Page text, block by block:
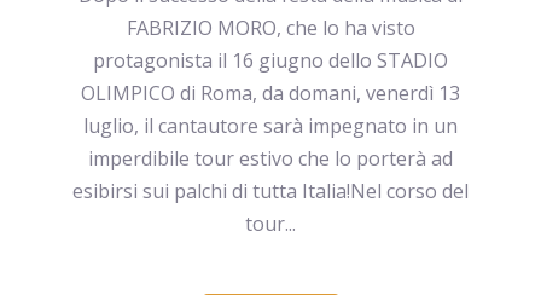
FABRIZIO MORO, che lo ha visto
protagonista il 16 giugno dello STADIO
OLIMPICO di Roma, da domani, venerdì 13
luglio, il cantautore sarà impegnato in un
imperdibile tour estivo che lo porterà ad
esibirsi sui palchi di tutta Italia!Nel corso del
tour...